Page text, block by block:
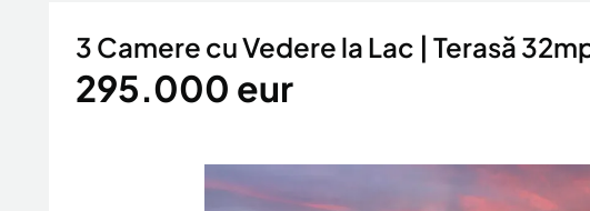
3 Camere cu Vedere la Lac | Terasă
295.000 eur